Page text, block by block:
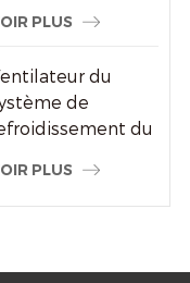
haute
PLUS
du
de
du
du
électrique
PLUS